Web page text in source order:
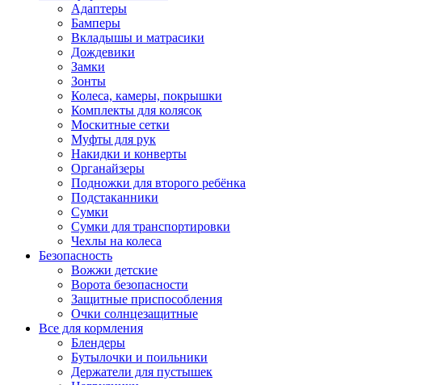
Адаптеры
Бамперы
Вкладышы и матрасики
Дождевики
Замки
Зонты
Колеса, камеры, покрышки
Комплекты для колясок
Москитные сетки
Муфты для рук
Накидки и конверты
Органайзеры
Подножки для второго ребёнка
Подстаканники
Сумки
Сумки для транспортировки
Чехлы на колеса
Безопасность
Вожжи детские
Ворота безопасности
Защитные приспособления
Очки солнцезащитные
Все для кормления
Блендеры
Бутылочки и поильники
Держатели для пустышек